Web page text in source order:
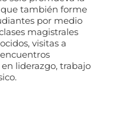
también forme
por medio
magistrales
visitas a
liderazgo, trabajo